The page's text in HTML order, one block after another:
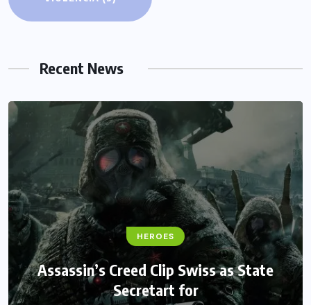
Recent News
HEROES
We Believe Announce Will the iPhone
this Day By Kinds Game Play History